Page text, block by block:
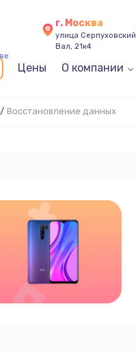
г. Москва
улица Серпуховский
Вал, 21к4
Цены О компании
/ Восстановление данных